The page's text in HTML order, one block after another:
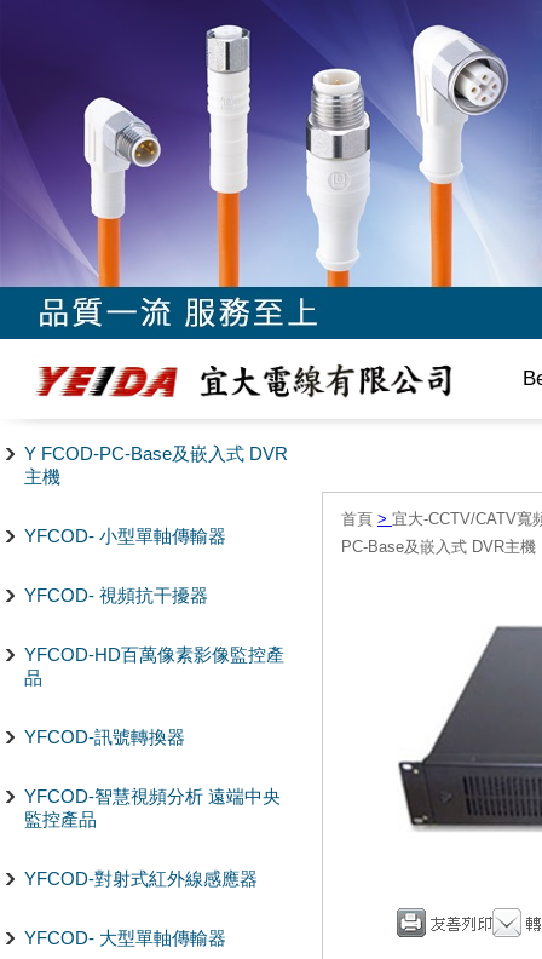
Y FCOD-PC-Base及嵌入式 DVR
主機
YFCOD- 小型單軸傳輸器
YFCOD- 視頻抗干擾器
YFCOD-HD百萬像素影像監控產
品
YFCOD-訊號轉換器
YFCOD-智慧視頻分析 遠端中央
監控產品
YFCOD-對射式紅外線感應器
YFCOD- 大型單軸傳輸器
首頁 > 宜大-CCTV/CATV寬
PC-Base及嵌入式 DVR主機